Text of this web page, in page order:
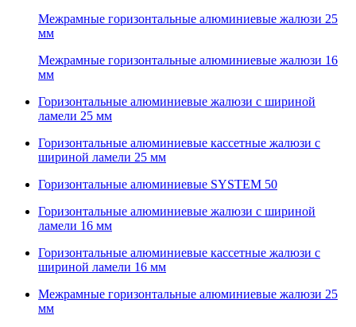
Межрамные горизонтальные алюминиевые жалюзи 25
мм
Межрамные горизонтальные алюминиевые жалюзи 16
мм
Горизонтальные алюминиевые жалюзи с шириной
ламели 25 мм
Горизонтальные алюминиевые кассетные жалюзи с
шириной ламели 25 мм
Горизонтальные алюминиевые SYSTEM 50
Горизонтальные алюминиевые жалюзи с шириной
ламели 16 мм
Горизонтальные алюминиевые кассетные жалюзи с
шириной ламели 16 мм
Межрамные горизонтальные алюминиевые жалюзи 25
мм